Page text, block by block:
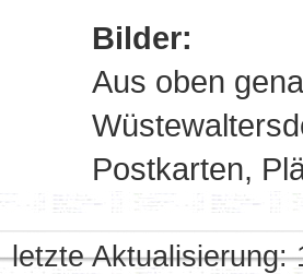
Bilder:
Aus oben
Postkarten,
letzte Aktualisierung: